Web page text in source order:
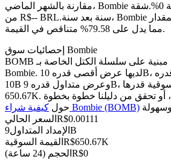
العقود الآجلة USDC
نسخ التداول
مقارنة بالشهر الماضي، Bombie قد ظل دون تغيير بنسبة 0%.شقة
من R$-- BRL.سنة بعد سنة، Bombie قد تراجع بمقدار R$-- BRL،
مما يدل على 79.58% متناقص في القيمة.
إحصائيات سوق Bombie
BOMB هو عملة مشفرة مبنية على سلسلة الكتل الخاصة بـ
Bombie. لديها عرض أقصى قدره 10B، مع إجمالي عرض حالي قدره
10B وعرض متداول قدره 9B، مما يمنحها قيمة سوقية قدرها
، أو تحقق من دليلنا خطوة بخطوة
حول كيفية شراء Bombie (BOMB)
السعر الحالي R$0.00111
الإمداد المتداول 9B
القيمة السوقية R$650.67K
الحجم (24 ساعة) R$0